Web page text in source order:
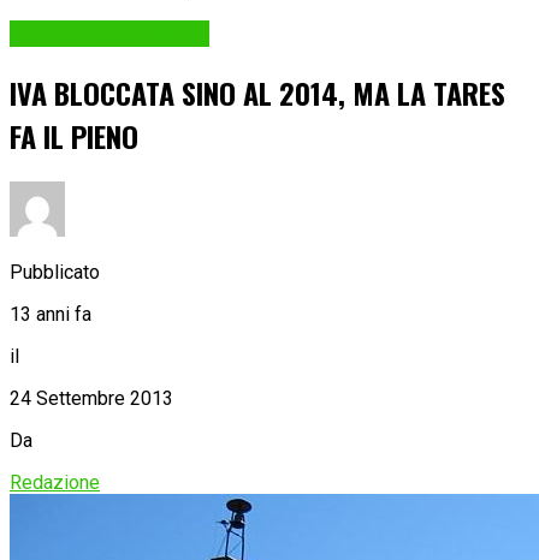
IVA BLOCCATA SINO AL 2014, MA LA TARES
FA IL PIENO
Pubblicato
13 anni fa
il
24 Settembre 2013
Da
Redazione